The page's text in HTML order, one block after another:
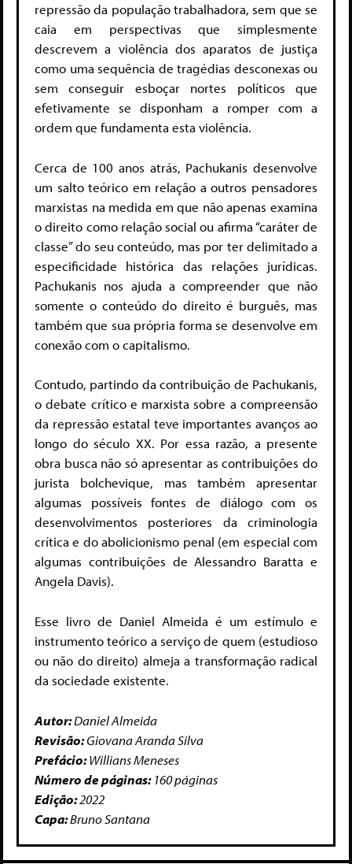
repressão da população trabalhadora, sem que se
caia em perspectivas que simplesmente
descrevem a violência dos aparatos de justiça
como uma sequência de tragédias desconexas ou
sem conseguir esboçar nortes políticos que
efetivamente se disponham a romper com a
ordem que fundamenta esta violência.
Cerca de 100 anos atrás, Pachukanis desenvolve
um salto teórico em relação a outros pensadores
marxistas na medida em que não apenas examina
o direito como relação social ou afirma “caráter de
classe” do seu conteúdo, mas por ter delimitado a
especificidade histórica das relações jurídicas.
Pachukanis nos ajuda a compreender que não
somente o conteúdo do direito é burguês, mas
também que sua própria forma se desenvolve em
conexão com o capitalismo.
Contudo, partindo da contribuição de Pachukanis,
o debate crítico e marxista sobre a compreensão
da repressão estatal teve importantes avanços ao
longo do século XX. Por essa razão, a presente
obra busca não só apresentar as contribuições do
jurista bolchevique, mas também apresentar
algumas possíveis fontes de diálogo com os
desenvolvimentos posteriores da criminologia
crítica e do abolicionismo penal (em especial com
algumas contribuições de Alessandro Baratta e
Angela Davis).
Esse livro de Daniel Almeida é um estímulo e
instrumento teórico a serviço de quem (estudioso
ou não do direito) almeja a transformação radical
da sociedade existente.
Autor:Daniel Almeida
Revisão:Giovana Aranda Silva
Prefácio:Willians Meneses
Número de páginas: 160 páginas
Edição:2022
Capa:Bruno Santana